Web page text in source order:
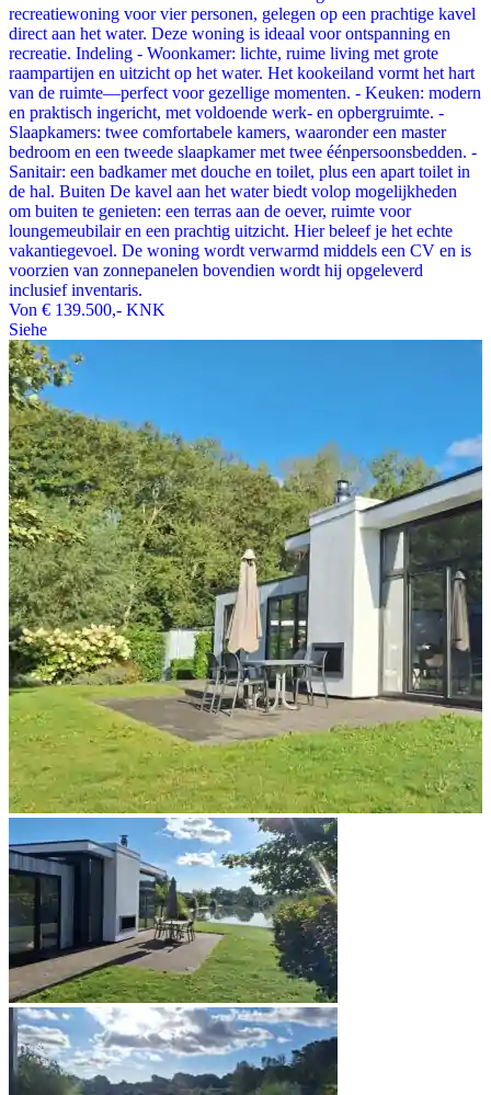
recreatiewoning voor vier personen, gelegen op een prachtige kavel
direct aan het water. Deze woning is ideaal voor ontspanning en
recreatie. Indeling - Woonkamer: lichte, ruime living met grote
raampartijen en uitzicht op het water. Het kookeiland vormt het hart
van de ruimte—perfect voor gezellige momenten. - Keuken: modern
en praktisch ingericht, met voldoende werk- en opbergruimte. -
Slaapkamers: twee comfortabele kamers, waaronder een master
bedroom en een tweede slaapkamer met twee éénpersoonsbedden. -
Sanitair: een badkamer met douche en toilet, plus een apart toilet in
de hal. Buiten De kavel aan het water biedt volop mogelijkheden
om buiten te genieten: een terras aan de oever, ruimte voor
loungemeubilair en een prachtig uitzicht. Hier beleef je het echte
vakantiegevoel. De woning wordt verwarmd middels een CV en is
voorzien van zonnepanelen bovendien wordt hij opgeleverd
inclusief inventaris.
Von € 139.500,- KNK
Siehe